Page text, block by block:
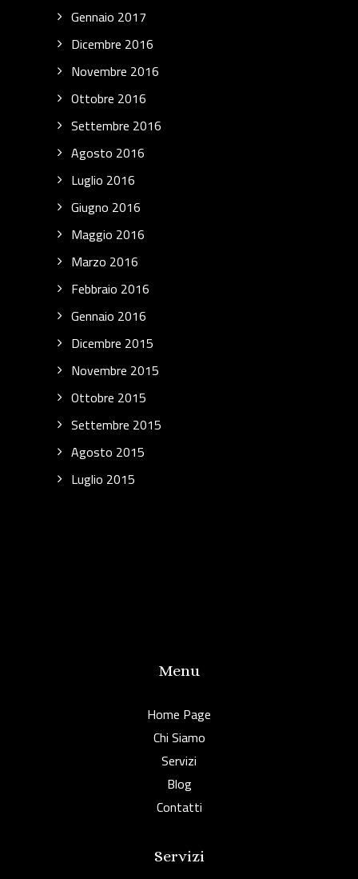
Gennaio 2017
Dicembre 2016
Novembre 2016
Ottobre 2016
Settembre 2016
Agosto 2016
Luglio 2016
Giugno 2016
Maggio 2016
Marzo 2016
Febbraio 2016
Gennaio 2016
Dicembre 2015
Novembre 2015
Ottobre 2015
Settembre 2015
Agosto 2015
Luglio 2015
Menu
Home Page
Chi Siamo
Servizi
Blog
Contatti
Servizi